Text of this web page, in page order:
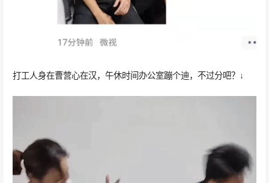
打工人身在曹营心在汉，午休时间办公室蹦个迪，不过分吧？↓